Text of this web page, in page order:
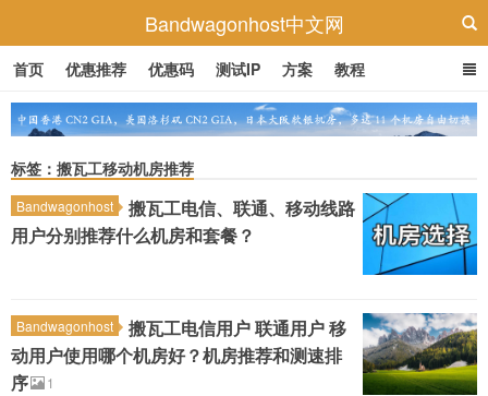
Bandwagonhost中文网
首页 优惠推荐 优惠码 测试IP 方案 教程
标签：搬瓦工移动机房推荐
Bandwagonhost
搬瓦工电信、联通、移动线路
用户分别推荐什么机房和套餐？
Bandwagonhost
搬瓦工电信用户 联通用户 移
动用户使用哪个机房好？机房推荐和测速排
序
1